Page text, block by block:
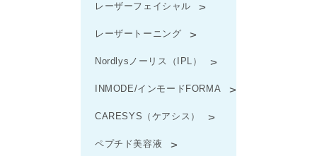
レーザーフェイシャル
レーザートーニング
Nordlysノーリス（IPL）
INMODE/インモードFORMA
CARESYS（ケアシス）
ペプチド美容液